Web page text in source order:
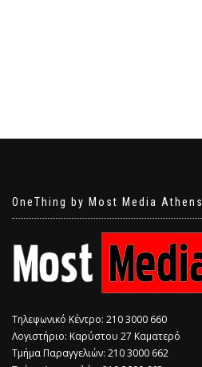
OneThing by Most Media Athens
Τηλεφωνικό Κέντρο: 210 3000 660
Λογιστήριο: Καρύστου 27 Καματερό
Τμήμα Παραγγελιών: 210 3000 662